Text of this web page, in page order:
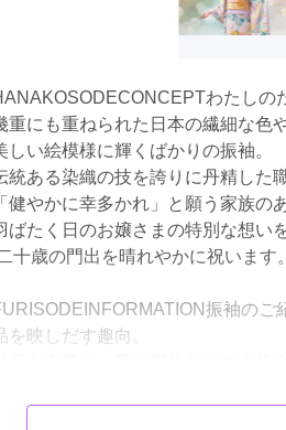
わたしの
重にも重ねられた日本の繊細な色や
しい絵模様に輝くばかりの振袖。
統ある染織の技を誇りに丹精した
「健やかに幸多かれ」と願う家族の
ばたく日のお嬢さまの特別な想い
十歳の門出を晴れやかに祝います。
振袖の
を映しだす趣向。
三越伊勢丹オリジナル純国産絹「三